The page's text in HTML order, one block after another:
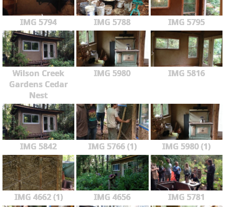
IMG 5794 IMG 5788 IMG 5795
Wilson Creek
Gardens Cedar
Nest
IMG 5980 IMG 5816
IMG 5842 IMG 5766 (1) IMG 5980 (1)
IMG 4662 (1) IMG 4656 IMG 5781